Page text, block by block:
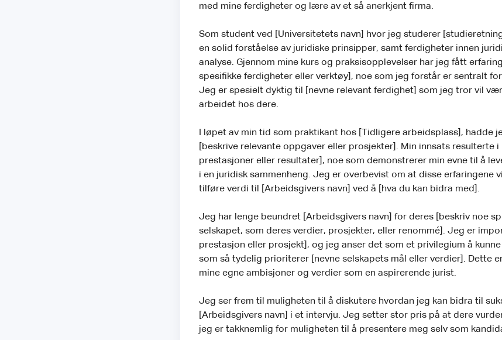
med mine ferdigheter og lære av et så anerkjent firma.
Som student ved [Universitetets navn] hvor jeg studerer
en solid forståelse av juridiske prinsipper, samt ferdigheter innen
analyse. Gjennom mine kurs og praksisopplevelser har jeg fått
spesifikke ferdigheter eller verktøy], noe som jeg forstår er sentralt
Jeg er spesielt dyktig til [nevne relevant ferdighet] som jeg tror vil
arbeidet hos dere.
I løpet av min tid som praktikant hos [Tidligere arbeidsplass], hadde
[beskrive relevante oppgaver eller prosjekter]. Min innsats resulterte i
prestasjoner eller resultater], noe som demonstrerer min evne til å
i en juridisk sammenheng. Jeg er overbevist om at disse erfaringene
tilføre verdi til [Arbeidsgivers navn] ved å [hva du kan bidra med].
Jeg har lenge beundret [Arbeidsgivers navn] for deres [beskriv noe
selskapet, som deres verdier, prosjekter, eller renommé]. Jeg er
prestasjon eller prosjekt], og jeg anser det som et privilegium å
som så tydelig prioriterer [nevne selskapets mål eller verdier]. Dette
mine egne ambisjoner og verdier som en aspirerende jurist.
Jeg ser frem til muligheten til å diskutere hvordan jeg kan bidra til
[Arbeidsgivers navn] i et intervju. Jeg setter stor pris på at dere
jeg er takknemlig for muligheten til å presentere meg selv som